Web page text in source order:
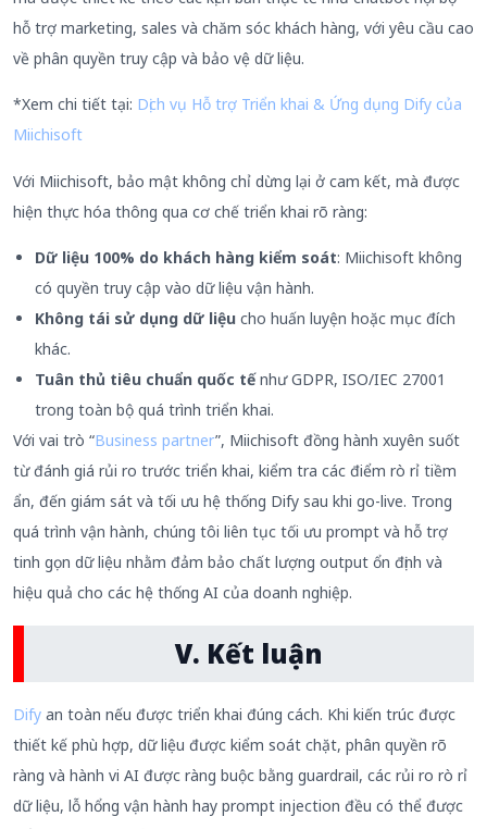
hỗ trợ marketing, sales và chăm sóc khách hàng, với yêu cầu cao
về phân quyền truy cập và bảo vệ dữ liệu.
*Xem chi tiết tại: Dịch vụ Hỗ trợ Triển khai & Ứng dụng Dify của
Miichisoft
Với Miichisoft, bảo mật không chỉ dừng lại ở cam kết, mà được
hiện thực hóa thông qua cơ chế triển khai rõ ràng:
Dữ liệu 100% do khách hàng kiểm soát: Miichisoft không
có quyền truy cập vào dữ liệu vận hành.
Không tái sử dụng dữ liệu cho huấn luyện hoặc mục đích
khác.
Tuân thủ tiêu chuẩn quốc tếnhư GDPR, ISO/IEC 27001
trong toàn bộ quá trình triển khai.
Với vai trò “Business partner”, Miichisoft đồng hành xuyên suốt
từ đánh giá rủi ro trước triển khai, kiểm tra các điểm rò rỉ tiềm
ẩn, đến giám sát và tối ưu hệ thống Dify sau khi go-live. Trong
quá trình vận hành, chúng tôi liên tục tối ưu prompt và hỗ trợ
tinh gọn dữ liệu nhằm đảm bảo chất lượng output ổn định và
hiệu quả cho các hệ thống AI của doanh nghiệp.
V. Kết luận
Dify an toàn nếu được triển khai đúng cách. Khi kiến trúc được
thiết kế phù hợp, dữ liệu được kiểm soát chặt, phân quyền rõ
ràng và hành vi AI được ràng buộc bằng guardrail, các rủi ro rò rỉ
dữ liệu, lỗ hổng vận hành hay prompt injection đều có thể được